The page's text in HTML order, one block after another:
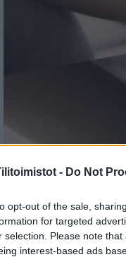
- Do Not
opt-out of the sale,
for targeted
selection. Please note
interest-based ads